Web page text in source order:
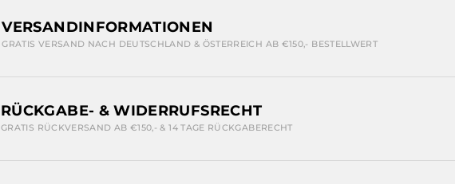
VERSANDINFORMATIONEN
GRATIS VERSAND NACH DEUTSCHLAND & ÖSTERREICH AB €150,- BESTELLWERT
RÜCKGABE- & WIDERRUFSRECHT
GRATIS RÜCKVERSAND AB €150,- & 14 TAGE RÜCKGABERECHT